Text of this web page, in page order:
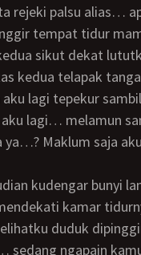
rejeki palsu alias…
sikut dekat
kedua telapak
lagi tepekur
aku lagi… melamun
Maklum saja
kamar
duduk
sedang ngapain